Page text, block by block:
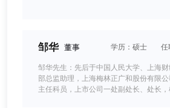
邹华 董事 学历：硕士 任
邹华先生：先后于中国人民大学、上海
部总监助理，上海梅林正广和股份有限
主任科员，上市公司一处副处长、处长